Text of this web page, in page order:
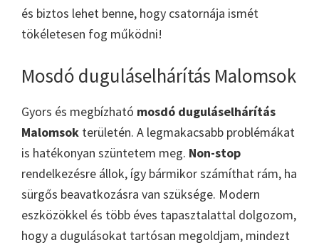
és biztos lehet benne, hogy csatornája ismét
tökéletesen fog működni!
Mosdó duguláselhárítás Malomsok
Gyors és megbízható mosdó duguláselhárítás
Malomsok területén. A legmakacsabb problémákat
is hatékonyan szüntetem meg. Non-stop
rendelkezésre állok, így bármikor számíthat rám, ha
sürgős beavatkozásra van szüksége. Modern
eszközökkel és több éves tapasztalattal dolgozom,
hogy a dugulásokat tartósan megoldjam, mindezt